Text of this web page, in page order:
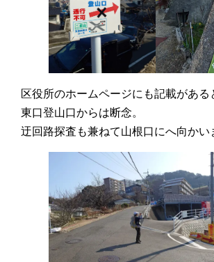
区役所のホームページにも記載があ
東口登山口からは断念。
迂回路探査も兼ねて山根口にへ向かい